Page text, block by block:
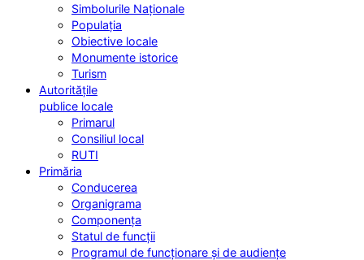
Simbolurile Naționale
Populația
Obiective locale
Monumente istorice
Turism
Autoritățile
publice locale
Primarul
Consiliul local
RUTI
Primăria
Conducerea
Organigrama
Componența
Statul de funcții
Programul de funcționare și de audiențe